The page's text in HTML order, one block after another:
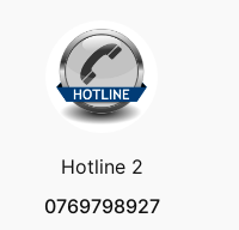
Hotline 2
0769798927